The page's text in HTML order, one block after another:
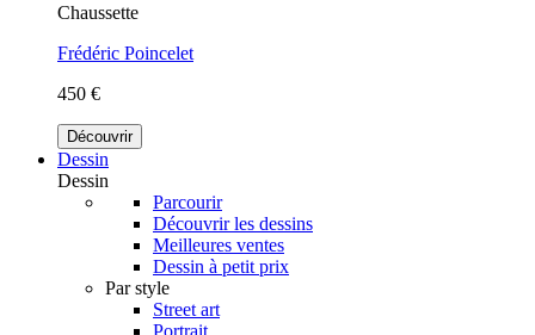
Chaussette
Frédéric Poincelet
450 €
Découvrir
Dessin
Dessin
Parcourir
Découvrir les dessins
Meilleures ventes
Dessin à petit prix
Par style
Street art
Portrait